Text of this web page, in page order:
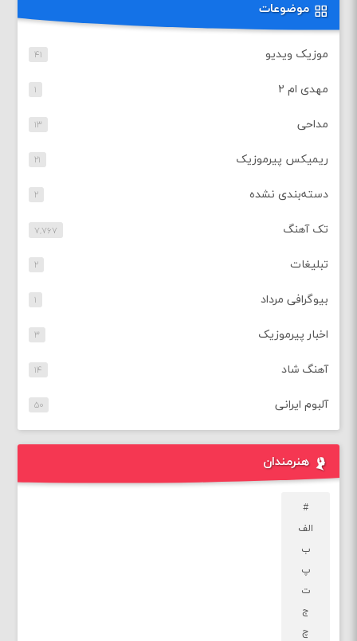
موضوعات
موزیک ویدیو ۴۱
مهدی ام ۲ ۱
مداحی ۱۳
ریمیکس پیرموزیک ۲۱
دسته‌بندی نشده ۲
تک آهنگ ۷,۷۶۷
تبلیغات ۲
بیوگرافی مرداد ۱
اخبار پیرموزیک ۳
آهنگ شاد ۱۴
آلبوم ایرانی ۵۰
هنرمندان
#
الف
ب
پ
ت
ج
چ